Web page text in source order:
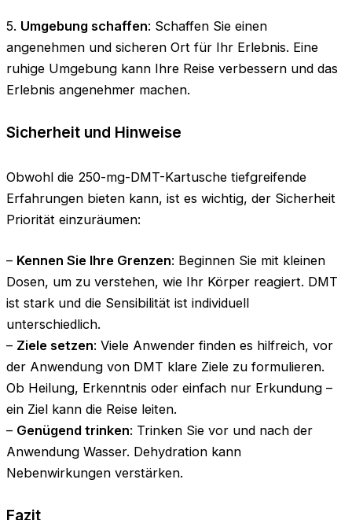
5. Umgebung schaffen: Schaffen Sie einen
angenehmen und sicheren Ort für Ihr Erlebnis. Eine
ruhige Umgebung kann Ihre Reise verbessern und das
Erlebnis angenehmer machen.
Sicherheit und Hinweise
Obwohl die 250-mg-DMT-Kartusche tiefgreifende
Erfahrungen bieten kann, ist es wichtig, der Sicherheit
Priorität einzuräumen:
– Kennen Sie Ihre Grenzen: Beginnen Sie mit kleinen
Dosen, um zu verstehen, wie Ihr Körper reagiert. DMT
ist stark und die Sensibilität ist individuell
unterschiedlich.
– Ziele setzen: Viele Anwender finden es hilfreich, vor
der Anwendung von DMT klare Ziele zu formulieren.
Ob Heilung, Erkenntnis oder einfach nur Erkundung –
ein Ziel kann die Reise leiten.
– Genügend trinken: Trinken Sie vor und nach der
Anwendung Wasser. Dehydration kann
Nebenwirkungen verstärken.
Fazit